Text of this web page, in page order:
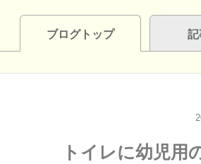
ブログトップ 記
トイレに幼児